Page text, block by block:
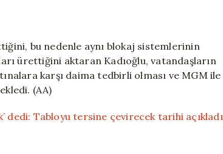
bu nedenle aynı blokaj sistemlerinin
ürettiğini aktaran Kadıoğlu, vatandaşların
karşı daima tedbirli olması ve MGM ile
(AA)
dedi: Tabloyu tersine çevirecek tarihi açıkladı